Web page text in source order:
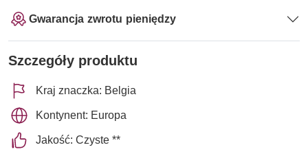
Gwarancja zwrotu pieniędzy
Szczegóły produktu
Kraj znaczka: Belgia
Kontynent: Europa
Jakość: Czyste **